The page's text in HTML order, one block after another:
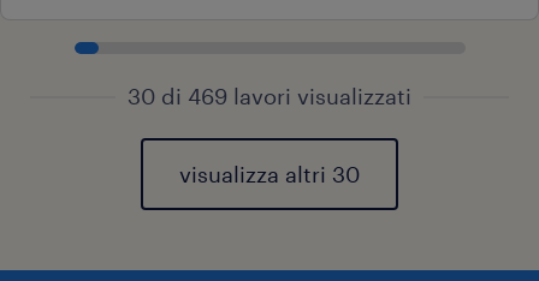
30 di 469 lavori visualizzati
visualizza altri 30